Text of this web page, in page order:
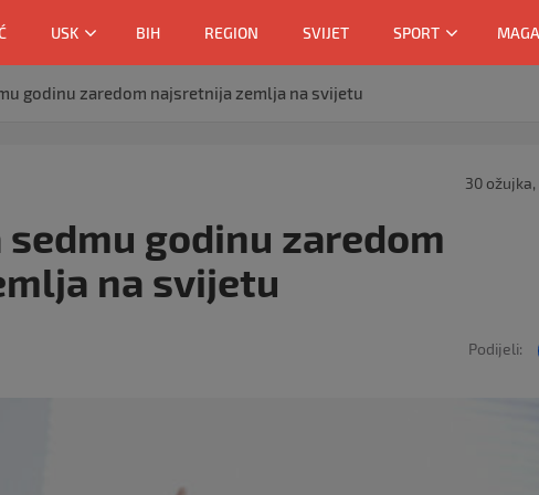
USK BIH REGION SVIJET SPORT
godinu zaredom najsretnija zemlja na svijetu
30
sedmu godinu zaredom
na svijetu
Podijeli: